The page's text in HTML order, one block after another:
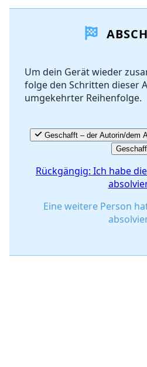
Kommentar hinzufügen
Um dein Gerät wieder
folge den Schritten dieser
umgekehrter Reihenfolge.
Geschafft – der Autorin/dem
Rückgängig: Ich habe
Eine weitere Person